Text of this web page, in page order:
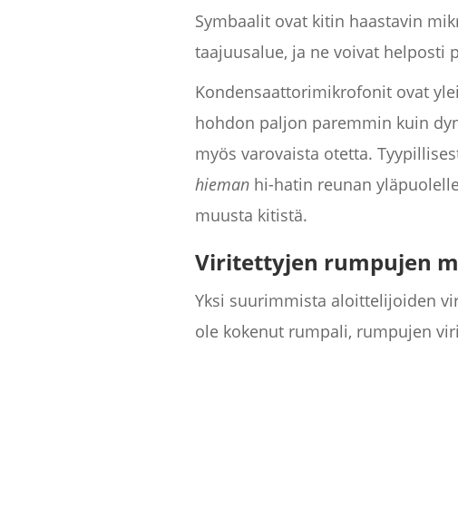
Symbaalit ovat kitin haastavin
taajuusalue, ja ne voivat
Kondensaattorimikrofonit ovat
hohdon paljon paremmin kuin
myös varovaista otetta.
hieman hi-hatin reunan
muusta kitistä.
Viritettyjen rumpujen
Yksi suurimmista aloittelijoiden
ole kokenut rumpali, rumpujen